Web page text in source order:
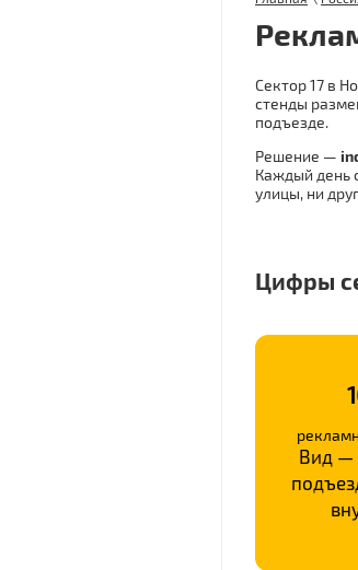
Сектор 17 в
стенды
подъезде.
Решение —
Каждый день
улицы, ни
Цифры
Вид —